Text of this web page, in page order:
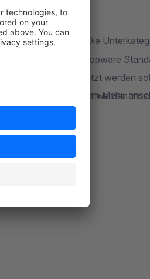
auswälen. Die
vieler Links, die im Menü
Banner hinterlegen, die
gegen den Shopware
System genutzt werden
sichergestellt werden